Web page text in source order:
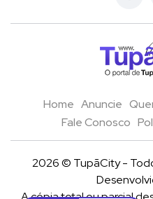
Home Anuncie
Fale Conosco
2026 © TupãCity -